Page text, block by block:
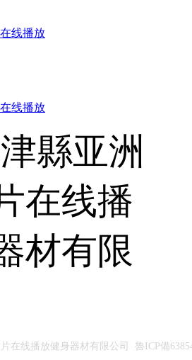
线播放
线播放
在线播放健身器材有限公司 魯ICP備